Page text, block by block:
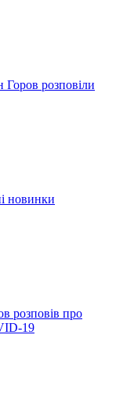
розповіли
новинки
розповів про
19